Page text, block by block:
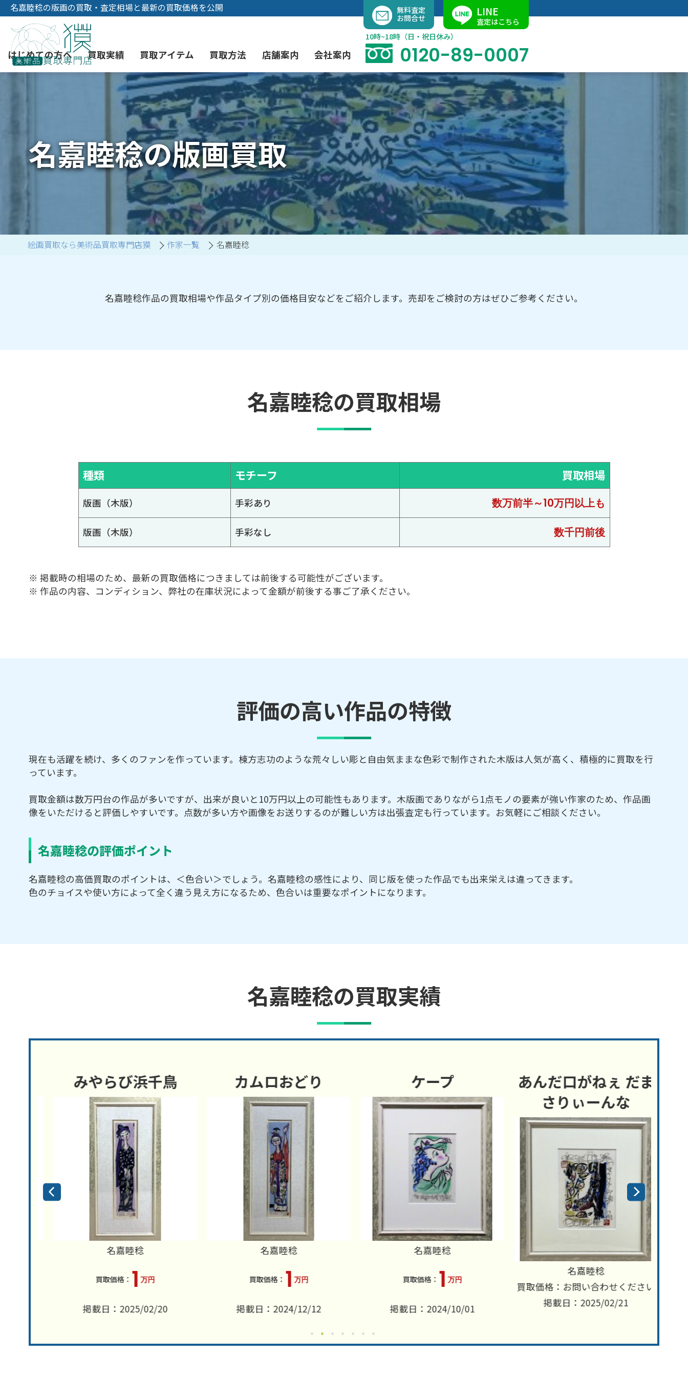
容
キ
ッ
プ
名嘉睦稔の版画の買取・査定相場と最新の買取価格を公開
はじめての方へ
よくあるご質問 ブログ
YOUTUBE instagram Facebook
買取実績 買取アイテム
現代アート買取 掛軸買取
骨董品買取 茶道具買取 陶磁器・陶器買取
西洋アンティーク買取 彫刻・ブロンズ買取 美術品・古美術品買取
工芸品買取 ジュエリー・ウォッチ買取
買取方法
出張買取（無料） 店舗での買取
宅配・郵送買取 業者間オークション出品代行 催事買取
店舗案内
大阪店 名古屋店
会社案内
当社の特徴 求人情報
消費者志向自主宣言
無料査定
お問合せ
LINE
査定はこちら
10時~18時（日・祝日休み）
0120-89-0007
名嘉睦稔の版画買取
絵画買取なら美術品買取専門店獏 作家一覧 名嘉睦稔
名嘉睦稔作品の買取相場や作品タイプ別の価格目安などをご紹介します。売却をご検討の方はぜひご参考ください。
名嘉睦稔の買取相場
種類 モチーフ 買取相場
版画（木版） 手彩あり 数万前半～10万円以上も
版画（木版） 手彩なし 数千円前後
※ 掲載時の相場のため、最新の買取価格につきましては前後する可能性がございます。
※ 作品の内容、コンディション、弊社の在庫状況によって金額が前後する事ご了承ください。
評価の高い作品の特徴
現在も活躍を続け、多くのファンを作っています。棟方志功のような荒々しい彫と自由気ままな色彩で制作された木版は人気が高く、積極的に買取を行
っています。
買取金額は数万円台の作品が多いですが、出来が良いと10万円以上の可能性もあります。木版画でありながら1点モノの要素が強い作家のため、作品画
像をいただけると評価しやすいです。点数が多い方や画像をお送りするのが難しい方は出張査定も行っています。お気軽にご相談ください。
名嘉睦稔の評価ポイント
名嘉睦稔の高価買取のポイントは、＜色合い＞でしょう。名嘉睦稔の感性により、同じ版を使った作品でも出来栄えは違ってきます。
色のチョイスや使い方によって全く違う見え方になるため、色合いは重要なポイントになります。
名嘉睦稔の買取実績
みやらび浜千鳥
名嘉睦稔
1 万円
掲載日：2025/02/20
カムロおどり
名嘉睦稔
1 万円
掲載日：2024/12/12
ケープ
名嘉睦稔
1 万円
掲載日：2024/10/01
あんだ口がねぇ だま
さりぃーんな
名嘉睦稔
買取価格：お問い合わせください
掲載日：2025/02/21